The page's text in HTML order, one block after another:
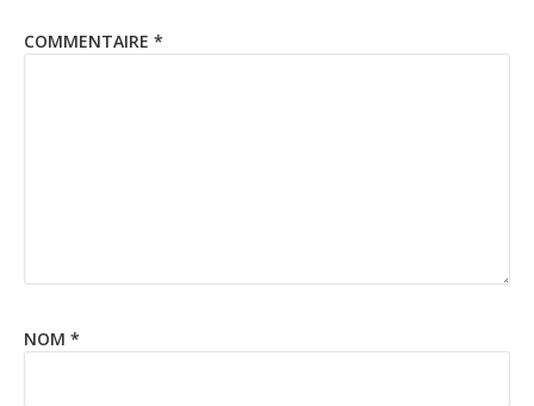
COMMENTAIRE *
NOM *